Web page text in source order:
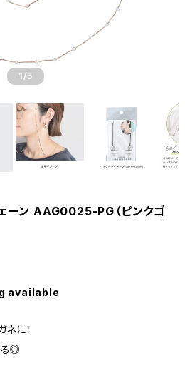
1 /5
ーン AAG0025-PG（ピンクゴ
available
に！
る◎